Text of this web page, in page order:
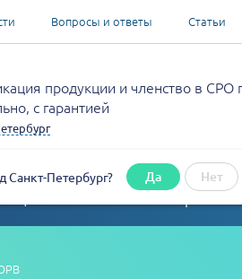
Вопросы и ответы Статьи
продукции и членство в СРО
с гарантией
Санкт-Петербург? Да Нет
Согласование